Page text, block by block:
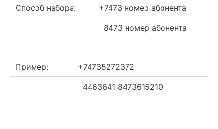
Способ набора: +7473 номер абонента
8473 номер абонента
Пример: +74735272372
4463641 8473615210